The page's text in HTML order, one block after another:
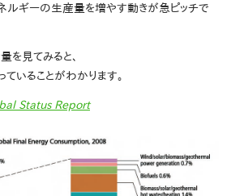
ルギーの生産量を増やす動きが急ピッチで
見てみると、
いることがわかります。
Status Report